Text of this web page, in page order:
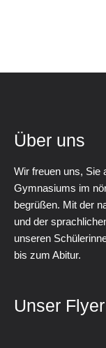
Über uns
Wir freuen uns, Sie
Gymnasiums im
begrüßen. Mit der
und der
unseren
bis zum Abitur.
Unser Flyer